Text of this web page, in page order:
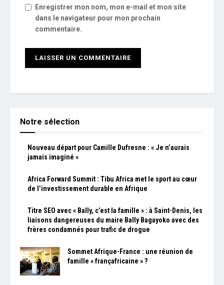
Enregistrer mon nom, mon e-mail et mon site
dans le navigateur pour mon prochain
commentaire.
Notre sélection
Nouveau départ pour Camille Dufresne : « Je n’aurais
jamais imaginé »
Africa Forward Summit : Tibu Africa met le sport au cœur
de l’investissement durable en Afrique
Titre SEO avec « Bally, c’est la famille » : à Saint-Denis, les
liaisons dangereuses du maire Bally Bagayoko avec des
frères condamnés pour trafic de drogue
Sommet Afrique-France : une réunion de
famille « françafricaine » ?